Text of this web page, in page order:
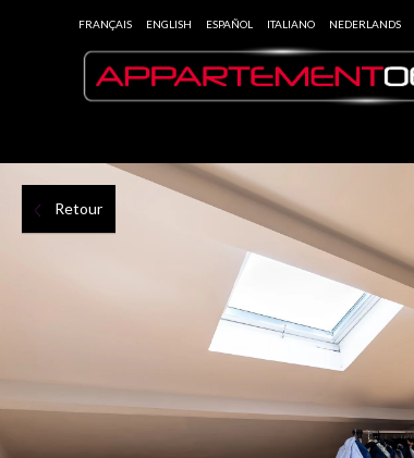
FRANÇAIS ENGLISH ESPAÑOL ITALIANO NEDERLANDS
Retour